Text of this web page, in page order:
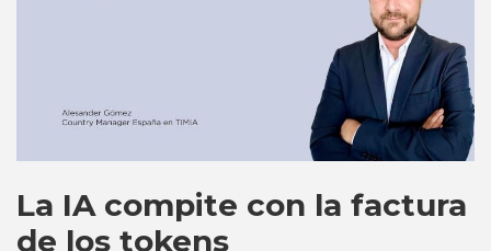
La IA compite con la factura
de los tokens